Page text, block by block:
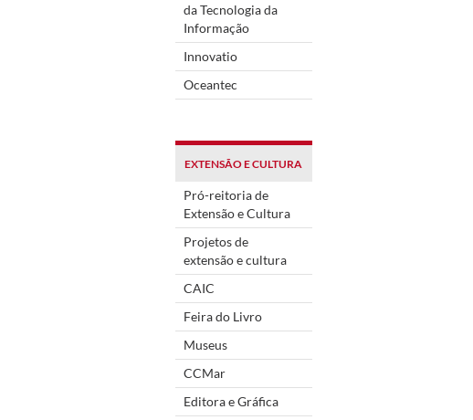
da Tecnologia da
Informação
Innovatio
Oceantec
EXTENSÃO E CULTURA
Pró-reitoria de
Extensão e Cultura
Projetos de
extensão e cultura
CAIC
Feira do Livro
Museus
CCMar
Editora e Gráfica